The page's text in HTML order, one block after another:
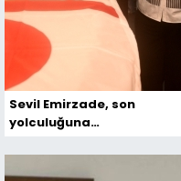
Sevil Emirzade, son
yolculuğuna
BRTK’da tören düzenlendi